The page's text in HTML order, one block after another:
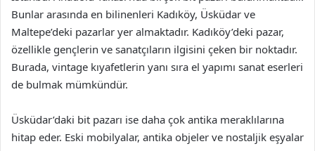
Bunlar arasında en bilinenleri Kadıköy, Üsküdar ve
Maltepe’deki pazarlar yer almaktadır. Kadıköy’deki pazar,
özellikle gençlerin ve sanatçıların ilgisini çeken bir noktadır.
Burada, vintage kıyafetlerin yanı sıra el yapımı sanat eserleri
de bulmak mümkündür.
Üsküdar’daki bit pazarı ise daha çok antika meraklılarına
hitap eder. Eski mobilyalar, antika objeler ve nostaljik eşyalar